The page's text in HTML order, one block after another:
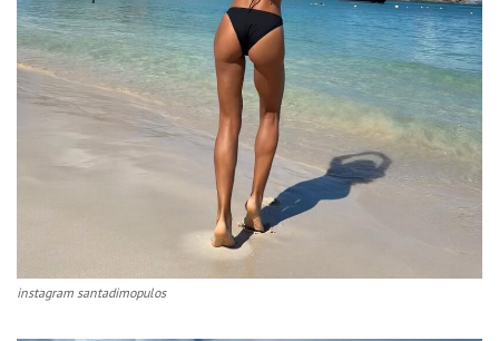
instagram santadimopulos